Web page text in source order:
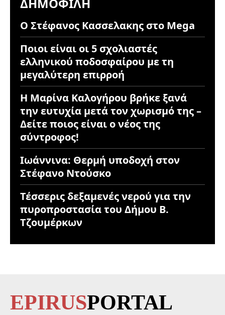
ΔΗΜΟΦΙΛΉ
Ο Στέφανος Κασσελακης στο Mega
Ποιοι είναι οι 5 σχολιαστές
ελληνικού ποδοσφαίρου με τη
μεγαλύτερη επιρροή
Η Μαρίνα Καλογήρου βρήκε ξανά
την ευτυχία μετά τον χωρισμό της –
Δείτε ποιος είναι ο νέος της
σύντροφος!
Ιωάννινα: Θερμή υποδοχή στον
Στέφανο Ντούσκο
Τέσσερις δεξαμενές νερού για την
πυροπροστασία του Δήμου Β.
Τζουμέρκων
EPIRUSPORTAL